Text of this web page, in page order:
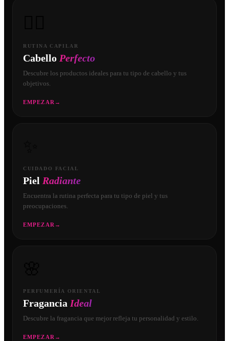
RUTINA CAPILAR
Cabello Perfecto
Descubre los productos ideales para tu tipo de cabello y tus
objetivos.
EMPEZAR →
CUIDADO FACIAL
Piel Radiante
Encuentra la rutina perfecta para tu tipo de piel y tus
preocupaciones.
EMPEZAR →
PERFUMERÍA ORIENTAL
Fragancia Ideal
Descubre la fragancia que mejor refleja tu personalidad y estilo.
EMPEZAR →